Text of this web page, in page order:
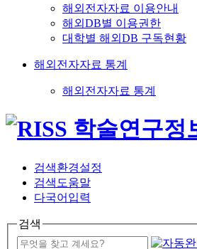
해외전자자료 이용안내
해외DB별 이용권한
대학별 해외DB 구독현황
해외전자자료 통계
해외전자자료 통계
검색환경설정
검색도움말
다국어입력
검색